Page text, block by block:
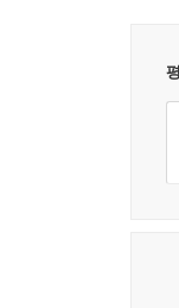
It
than